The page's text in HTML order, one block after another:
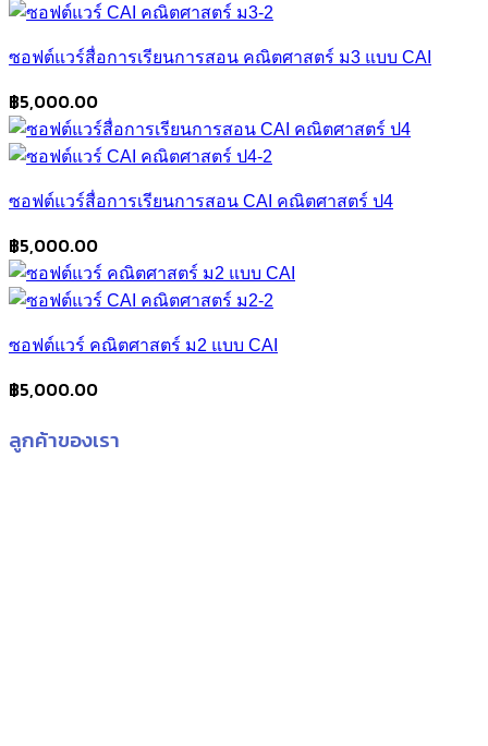
ซอฟต์แวร์สื่อการเรียนการสอน คณิตศาสตร์ ม3 แบบ CAI
฿5,000.00
ซอฟต์แวร์สื่อการเรียนการสอน CAI คณิตศาสตร์ ป4
฿5,000.00
ซอฟต์แวร์ คณิตศาสตร์ ม2 แบบ CAI
฿5,000.00
ลูกค้าของเรา